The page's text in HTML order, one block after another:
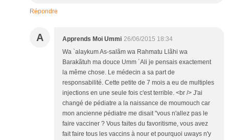
Répondre
A Apprends Moi Ummi 26/06/2015 18:34
Wa `alaykum As-salãm wa Rahmatu Llãhi wa
Barakãtuh ma douce Umm ´Ali je pensais exactement
la même chose. Le médecin a sa part de
responsabilité. Cette petite de 7 mois a eu de multiples
injections en une seule fois c'est terrible. <br /> J'ai
changé de pédiatre a la naissance de moumouch car
mon ancienne pédiatre me disait "vous n'allez pas le
faire vacciner ? Vous faites du favoritisme, vous avez
fait faire tous les vaccins à nour et pourquoi uways n'y